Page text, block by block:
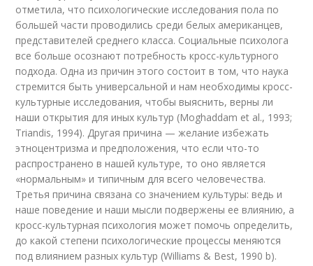
отметила, что психологические исследования пола по
большей части проводились среди белых американцев,
представителей среднего класса. Социальные психолога
все больше осознают потребность кросс-культурного
подхода. Одна из причин этого состоит в том, что наука
стремится быть универсальной и нам необходимы кросс-
культурные исследования, чтобы выяснить, верны ли
наши открытия для иных культур (Moghaddam et al., 1993;
Triandis, 1994). Другая причина — желание избежать
этноцентризма и предположения, что если что-то
распространено в нашей культуре, то оно является
«нормальным» и типичным для всего человечества.
Третья причина связана со значением культуры: ведь и
наше поведение и наши мысли подвержены ее влиянию, а
кросс-культурная психология может помочь определить,
до какой степени психологические процессы меняются
под влиянием разных культур (Williams & Best, 1990 b).